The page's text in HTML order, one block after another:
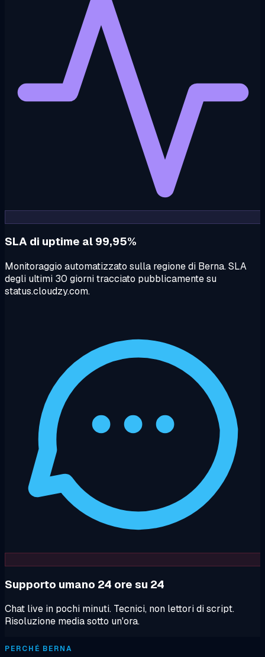
SLA di uptime al 99,95%
Monitoraggio automatizzato sulla regione di Berna. SLA
degli ultimi 30 giorni tracciato pubblicamente su
status.cloudzy.com.
Supporto umano 24 ore su 24
Chat live in pochi minuti. Tecnici, non lettori di script.
Risoluzione media sotto un'ora.
PERCHÉ BERNA